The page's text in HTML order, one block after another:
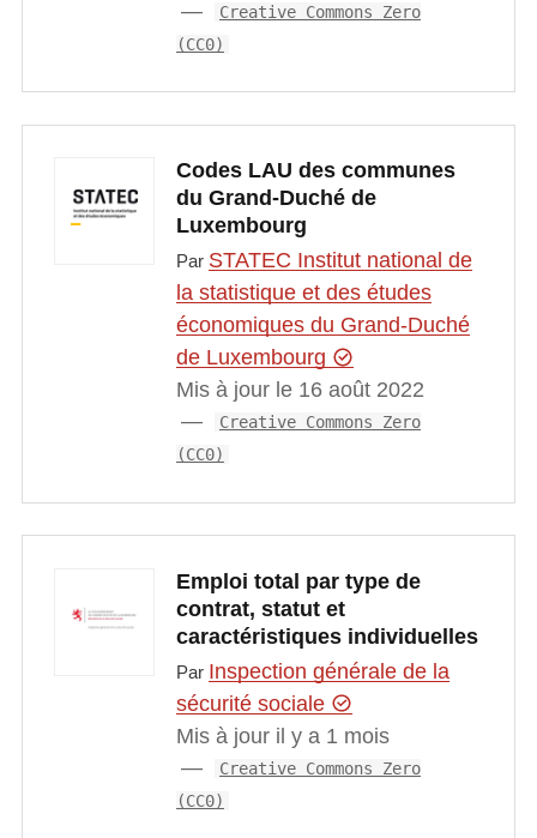
Creative Commons Zero
(CC0)
Codes LAU des communes
du Grand-Duché de
Luxembourg
Par STATEC Institut national de
la statistique et des études
économiques du Grand-Duché
de Luxembourg
Mis à jour le 16 août 2022
Creative Commons Zero
(CC0)
Emploi total par type de
contrat, statut et
caractéristiques individuelles
Par Inspection générale de la
sécurité sociale
Mis à jour il y a 1 mois
Creative Commons Zero
(CC0)